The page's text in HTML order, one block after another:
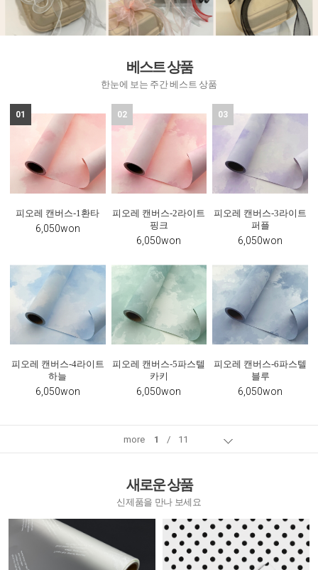
베스트 상품
한눈에 보는 주간 베스트 상품
01
피오레 캔버스-1환타
6,050won
02
피오레 캔버스-2라이트
핑크
6,050won
03
피오레 캔버스-3라이트
퍼플
6,050won
피오레 캔버스-4라이트
하늘
6,050won
피오레 캔버스-5파스텔
카키
6,050won
피오레 캔버스-6파스텔
블루
6,050won
more 1 / 11
새로운 상품
신제품을 만나 보세요